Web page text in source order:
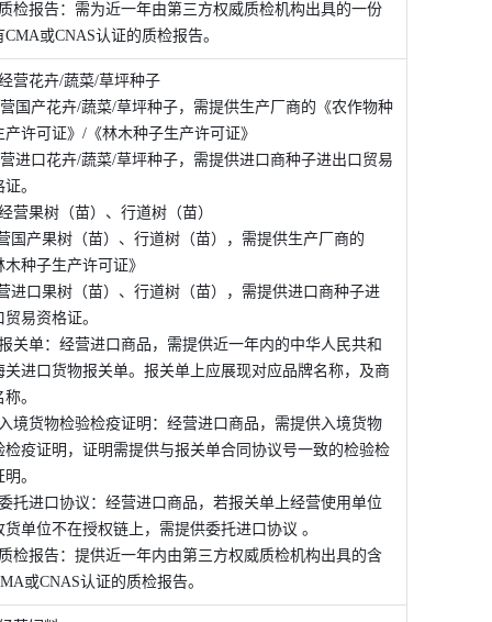
检报告：需为近一年由第三方权威质检机构出具的一份
CMA或CNAS认证的质检报告。
营花卉/蔬菜/草坪种子
产许可证》/《林木种子生产许可证》
证。
营果树（苗）、行道树（苗）
国产果树（苗）、行道树（苗），需提供生产厂商的
木种子生产许可证》
进口果树（苗）、行道树（苗），需提供进口商种子进
贸易资格证。
关单：经营进口商品，需提供近一年内的中华人民共和
关进口货物报关单。报关单上应展现对应品牌名称，及商
称。
境货物检验检疫证明：经营进口商品，需提供入境货物
检疫证明，证明需提供与报关单合同协议号一致的检验检
明。
托进口协议：经营进口商品，若报关单上经营使用单位
货单位不在授权链上，需提供委托进口协议 。
检报告：提供近一年内由第三方权威质检机构出具的含
或CNAS认证的质检报告。